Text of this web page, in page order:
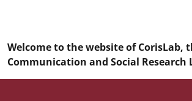
Welcome to the website of CorisLab,
Communication and Social Research